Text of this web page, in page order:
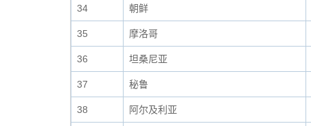
34 朝鲜
35 摩洛哥
36 坦桑尼亚
37 秘鲁
38 阿尔及利亚